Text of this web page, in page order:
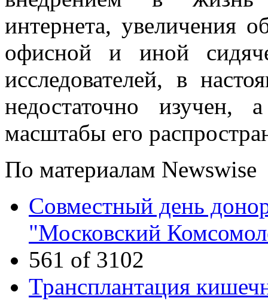
интернета, увеличения
офисной и иной
исследователей, в
недостаточно
масштабы его
По материалам Newswise
Совместный день
"Московский
561 of 3102
Трансплантация